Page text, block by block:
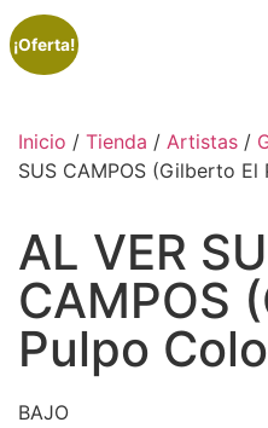
¡Oferta!
Inicio / Tienda / Artistas /
SUS CAMPOS (Gilberto El
AL VER
CAMPOS
Pulpo
BAJO